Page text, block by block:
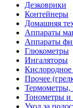
Дезковрики
Контейнеры
Домашняя
Аппараты
Аппараты
Глюкометры
Ингаляторы
Кислородное
Прочее
Термометры,
Тонометры и
Уход за